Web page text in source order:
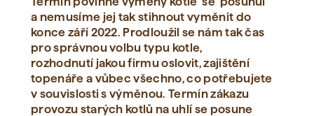
a nemusíme jej tak stihnout vyměnit do
konce září 2022. Prodloužil se nám tak čas
pro správnou volbu typu kotle,
rozhodnutí jakou firmu oslovit, zajištění
topenáře a vůbec všechno, co potřebujete
v souvislosti s výměnou. Termín zákazu
provozu starých kotlů na uhlí se posune